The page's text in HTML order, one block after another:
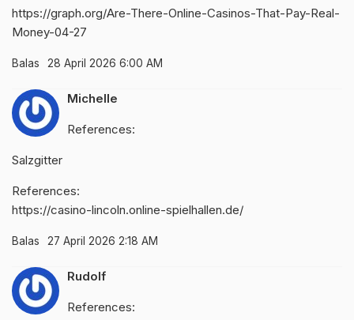
https://graph.org/Are-There-Online-Casinos-That-Pay-Real-
Money-04-27
Balas 28 April 2026 6:00 AM
Michelle
References:
Salzgitter
References:
https://casino-lincoln.online-spielhallen.de/
Balas 27 April 2026 2:18 AM
Rudolf
References: